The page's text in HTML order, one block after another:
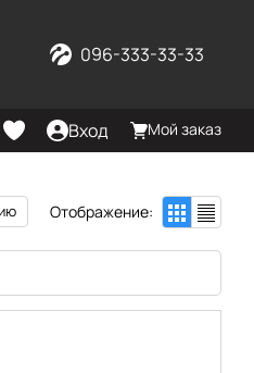
096-333-33-33
Вход Мой заказ
Отображение: